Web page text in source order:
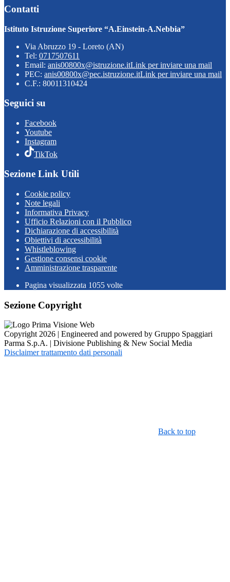
Contatti
Istituto Istruzione Superiore “A.Einstein-A.Nebbia”
Via Abruzzo 19 - Loreto (AN)
Tel: 0717507611
Email: anis00800x@istruzione.itLink per inviare una mail
PEC: anis00800x@pec.istruzione.itLink per inviare una mail
C.F.: 80011310424
Seguici su
Facebook
Youtube
Instagram
TikTok
Sezione Link Utili
Cookie policy
Note legali
Informativa Privacy
Ufficio Relazioni con il Pubblico
Dichiarazione di accessibilità
Obiettivi di accessibilità
Whistleblowing
Gestione consensi cookie
Amministrazione trasparente
Pagina visualizzata 1055 volte
Sezione Copyright
Copyright 2026 | Engineered and powered by Gruppo Spaggiari
Parma S.p.A. | Divisione Publishing & New Social Media
Disclaimer trattamento dati personali
Back to top